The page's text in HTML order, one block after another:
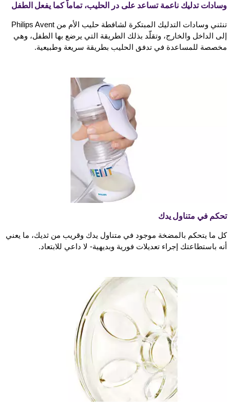
وسادات تدليك ناعمة تساعد على در الحليب، تماماً كما يفعل الطفل
تنثني وسادات التدليك المبتكرة لشافطة حليب الأم من Philips Avent
إلى الداخل والخارج، وتقلّد بذلك الطريقة التي يرضع بها الطفل، وهي
مخصصة للمساعدة في تدفق الحليب بطريقة سريعة وطبيعية.
تحكم في متناول يدك
كل ما يتحكم بالمضخة موجود في متناول يدك وقريب من ثديك، ما يعني
أنه باستطاعتك إجراء تعديلات فورية وبديهية- لا داعي للابتعاد.